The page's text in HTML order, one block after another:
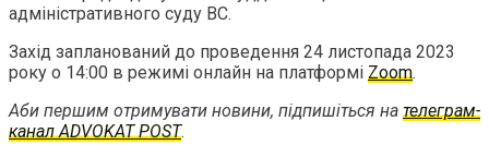
адміністративного суду ВС.
Захід запланований до проведення 24 листопада 2023
року о 14:00 в режимі онлайн на платформі Zoom.
Аби першим отримувати новини, підпишіться на телеграм-
канал ADVOKAT POST.